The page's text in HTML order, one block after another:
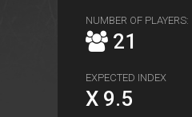
NUMBER OF PLAYERS:
21
EXPECTED INDEX
X 9.5